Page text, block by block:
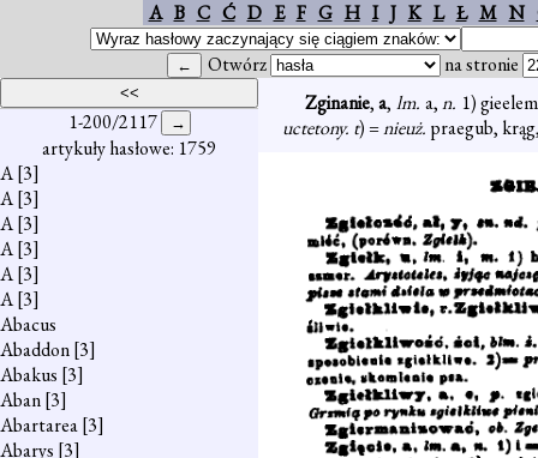
A B C Ć D E F G H I J K L Ł M N
Otwórz na stronie
1-200/2117
artykuły hasłowe: 1759
A[3]
A[3]
A[3]
A[3]
A[3]
A[3]
Abacus
Abaddon[3]
Abakus [3]
Aban[3]
Abartarea[3]
Abarys [3]
Zginanie,a, lm. a,n. 1)
uctetony. t) =nieuż. praegub,